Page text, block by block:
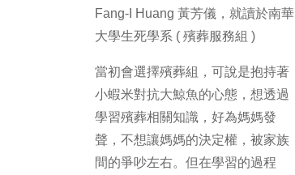
Fang-I Huang 黃芳儀，就讀於南華
大學生死學系 ( 殯葬服務組 )
當初會選擇殯葬組，可說是抱持著
小蝦米對抗大鯨魚的心態，想透過
學習殯葬相關知識，好為媽媽發
聲，不想讓媽媽的決定權，被家族
間的爭吵左右。但在學習的過程